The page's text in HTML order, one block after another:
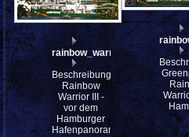
Beschreibung:
Rainbow
Warrior III -
vor dem
Hamburger
Hafenpanorama